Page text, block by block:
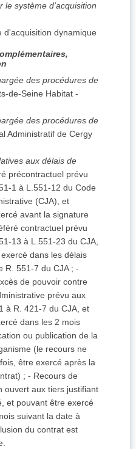
le système d'acquisition
d'acquisition dynamique
des procédures de
de-Seine Habitat -
des procédures de
Administratif de Cergy
aux délais de
précontractuel prévu
1 à L.551-12 du Code
(CJA), et
avant la signature
contractuel prévu
13 à L.551-23 du CJA,
dans les délais
R. 551-7 du CJA ; -
de pouvoir contre
prévu aux
à R. 421-7 du CJA, et
dans les 2 mois
ou publication de la
(le recours ne
être exercé après la
; - Recours de
ouvert aux tiers justifiant
et pouvant être exercé
suivant la date à
du contrat est